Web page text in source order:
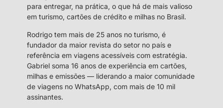
para entregar, na prática, o que há de mais valioso
em turismo, cartões de crédito e milhas no Brasil.
Rodrigo tem mais de 25 anos no turismo, é
fundador da maior revista do setor no país e
referência em viagens acessíveis com estratégia.
Gabriel soma 16 anos de experiência em cartões,
milhas e emissões — liderando a maior comunidade
de viagens no WhatsApp, com mais de 10 mil
assinantes.